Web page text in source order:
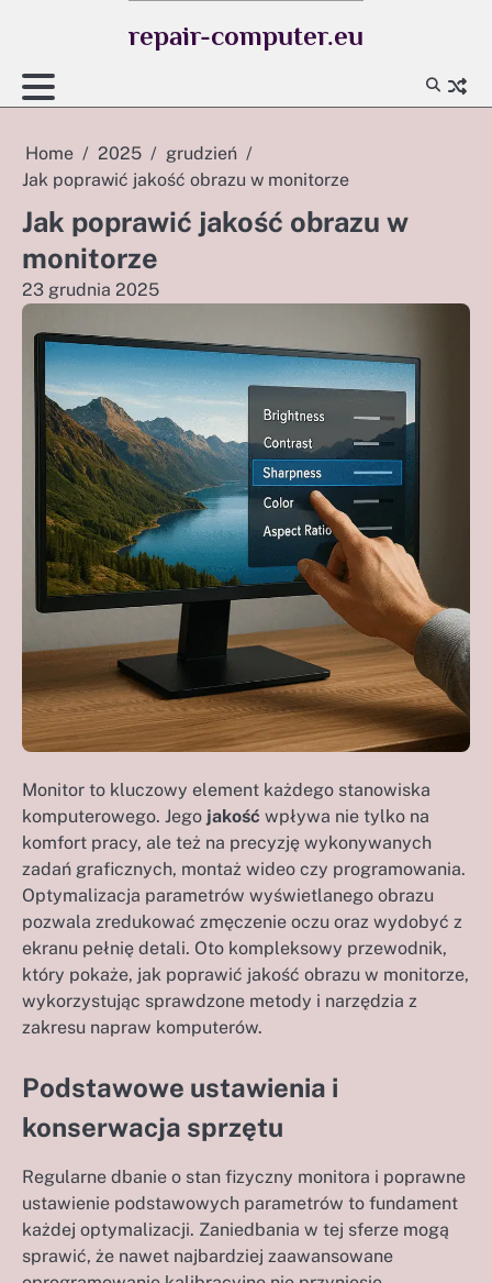
repair-computer.eu
Home 2025
grudzień
Jak poprawić jakość obrazu w monitorze
Jak poprawić jakość obrazu w
monitorze
23 grudnia 2025
Monitor to kluczowy element każdego stanowiska
komputerowego. Jego jakość wpływa nie tylko na
komfort pracy, ale też na precyzję wykonywanych
zadań graficznych, montaż wideo czy programowania.
Optymalizacja parametrów wyświetlanego obrazu
pozwala zredukować zmęczenie oczu oraz wydobyć z
ekranu pełnię detali. Oto kompleksowy przewodnik,
który pokaże, jak poprawić jakość obrazu w monitorze,
wykorzystując sprawdzone metody i narzędzia z
zakresu napraw komputerów.
Podstawowe ustawienia i
konserwacja sprzętu
Regularne dbanie o stan fizyczny monitora i poprawne
ustawienie podstawowych parametrów to fundament
każdej optymalizacji. Zaniedbania w tej sferze mogą
sprawić, że nawet najbardziej zaawansowane